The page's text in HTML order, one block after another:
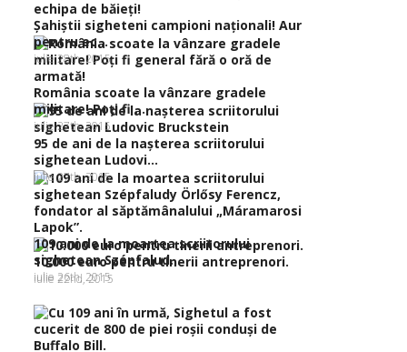
Şahiştii sigheteni campioni naţionali! Aur
pentru ec...
iulie 28th, 2015
România scoate la vânzare gradele
militare! Poţi fi ...
iulie 27th, 2015
95 de ani de la naşterea scriitorului
sighetean Ludovi...
iulie 27th, 2015
109 ani de la moartea scriitorului
sighetean Szépfalud...
iulie 26th, 2015
10.000 euro pentru tinerii antreprenori.
iulie 22nd, 2015